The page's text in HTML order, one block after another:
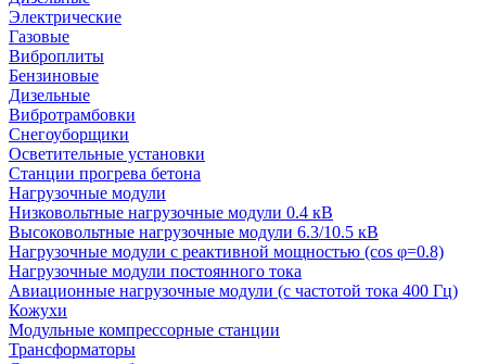
Электрические
Газовые
Виброплиты
Бензиновые
Дизельные
Вибротрамбовки
Снегоуборщики
Осветительные установки
Станции прогрева бетона
Нагрузочные модули
Низковольтные нагрузочные модули 0.4 кВ
Высоковольтные нагрузочные модули 6.3/10.5 кВ
Нагрузочные модули с реактивной мощностью (cos φ=0.8)
Нагрузочные модули постоянного тока
Авиационные нагрузочные модули (с частотой тока 400 Гц)
Кожухи
Модульные компрессорные станции
Трансформаторы